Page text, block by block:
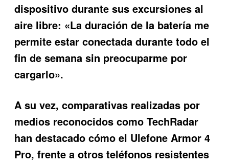
dispositivo durante sus excursiones al
aire libre: «La duración de la batería me
permite estar conectada durante todo el
fin de semana sin preocuparme por
cargarlo».
A su vez, comparativas realizadas por
medios reconocidos como TechRadar
han destacado cómo el Ulefone Armor 4
Pro, frente a otros teléfonos resistentes